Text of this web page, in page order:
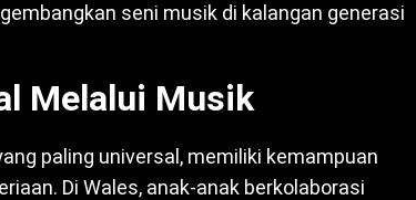
seni musik di kalangan generasi
Melalui Musik
paling universal, memiliki kemampuan
Di Wales, anak-anak berkolaborasi